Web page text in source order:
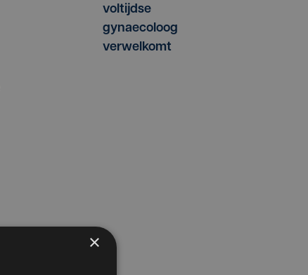
voltijdse
gynaecoloog
verwelkomt
×